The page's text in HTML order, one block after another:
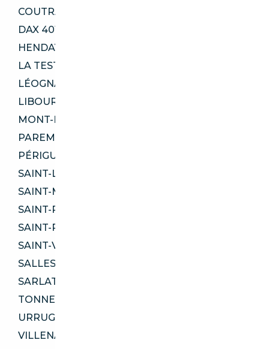
COUTRAS 33230
DAX 40100
HENDAYE 64700
LA TESTE-DE-BUCH 33115
LÉOGNAN 33850
LIBOURNE 33500
MONT-DE-MARSAN 40000
PAREMPUYRE 33290
PÉRIGUEUX 24000
SAINT-LOUBÈS 33450
SAINT-MÉDARD-EN-JALLES 33160
SAINT-PAUL-LÈS-DAX 40990
SAINT-PIERRE-DU-MONT 40280
SAINT-VINCENT-DE-TYROSSE 40230
SALLES 33770
SARLAT-LA-CANÉDA 24200
TONNEINS 47400
URRUGNE 64700
VILLENAVE-D'ORNON 33140